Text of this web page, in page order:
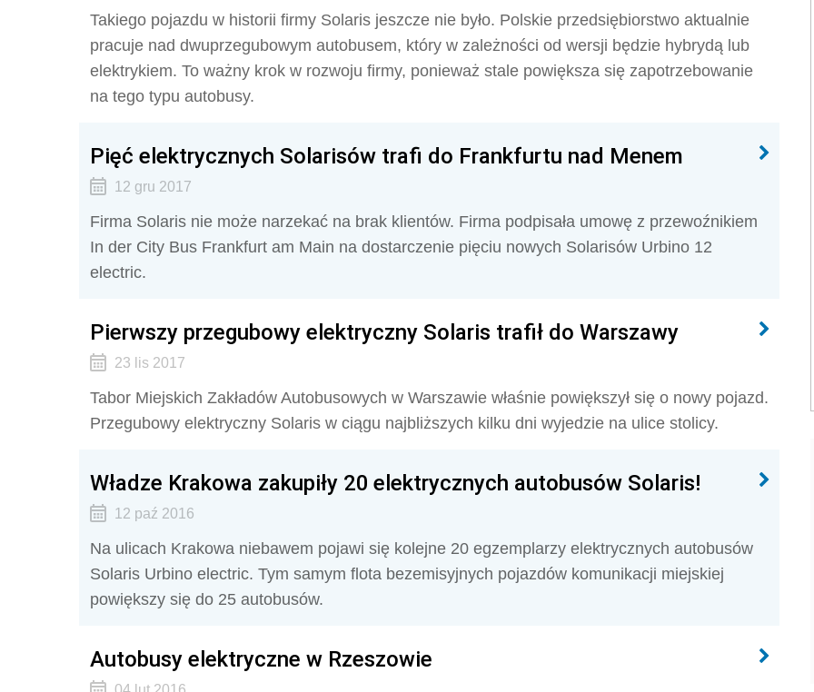
Takiego pojazdu w historii firmy Solaris jeszcze nie było. Polskie przedsiębiorstwo aktualnie
pracuje nad dwuprzegubowym autobusem, który w zależności od wersji będzie hybrydą lub
elektrykiem. To ważny krok w rozwoju firmy, ponieważ stale powiększa się zapotrzebowanie
na tego typu autobusy.
Pięć elektrycznych Solarisów trafi do Frankfurtu nad Menem
12 gru 2017
Firma Solaris nie może narzekać na brak klientów. Firma podpisała umowę z przewoźnikiem
In der City Bus Frankfurt am Main na dostarczenie pięciu nowych Solarisów Urbino 12
electric.
Pierwszy przegubowy elektryczny Solaris trafił do Warszawy
23 lis 2017
Tabor Miejskich Zakładów Autobusowych w Warszawie właśnie powiększył się o nowy pojazd.
Przegubowy elektryczny Solaris w ciągu najbliższych kilku dni wyjedzie na ulice stolicy.
Władze Krakowa zakupiły 20 elektrycznych autobusów Solaris!
12 paź 2016
Na ulicach Krakowa niebawem pojawi się kolejne 20 egzemplarzy elektrycznych autobusów
Solaris Urbino electric. Tym samym flota bezemisyjnych pojazdów komunikacji miejskiej
powiększy się do 25 autobusów.
Autobusy elektryczne w Rzeszowie